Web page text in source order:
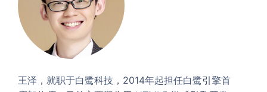
王泽，就职于白鹭科技，2014年起担任白鹭引擎首